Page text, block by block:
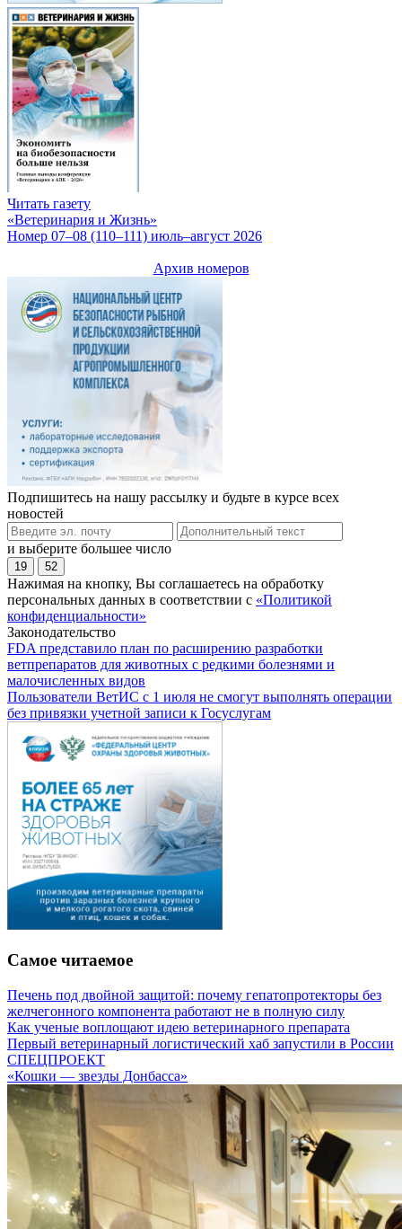
Читать газету
«Ветеринария и Жизнь»
Номер 07–08 (110–111) июль–август 2026
Архив номеров
Подпишитесь на нашу рассылку и будьте в курсе всех
новостей
и выберите большее число
19 52
Нажимая на кнопку, Вы соглашаетесь на обработку
персональных данных в соответствии с «Политикой
конфиденциальности»
Законодательство
FDA представило план по расширению разработки
ветпрепаратов для животных с редкими болезнями и
малочисленных видов
Пользователи ВетИС с 1 июля не смогут выполнять операции
без привязки учетной записи к Госуслугам
Самое читаемое
Печень под двойной защитой: почему гепатопротекторы без
желчегонного компонента работают не в полную силу
Как ученые воплощают идею ветеринарного препарата
Первый ветеринарный логистический хаб запустили в России
СПЕЦПРОЕКТ
«Кошки — звезды Донбасса»